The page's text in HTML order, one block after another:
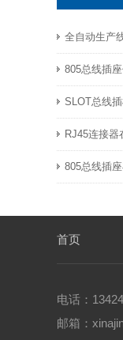
全自动生产
805总线插
SLOT总线
RJ45连接
805总线插
首页
电话：
邮箱：